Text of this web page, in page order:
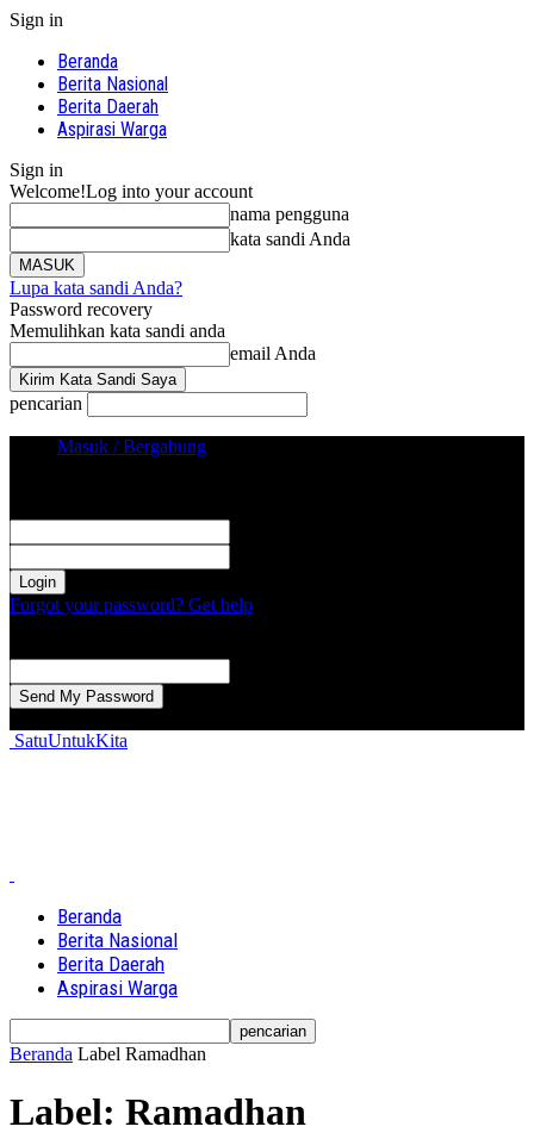
Sign in
Beranda
Berita Nasional
Berita Daerah
Aspirasi Warga
Sign in
Welcome!Log into your account
nama pengguna
kata sandi Anda
Lupa kata sandi Anda?
Password recovery
Memulihkan kata sandi anda
email Anda
pencarian
Masuk / Bergabung
Forgot your password? Get help
SatuUntukKita
Beranda
Berita Nasional
Berita Daerah
Aspirasi Warga
Beranda Label Ramadhan
Label: Ramadhan